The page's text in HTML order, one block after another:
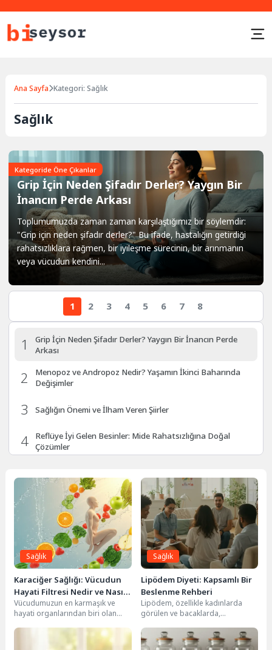
Ana Sayfa Kategori: Sağlık
Sağlık
Kategoride Öne Çıkanlar
Grip İçin Neden Şifadır Derler? Yaygın Bir
İnancın Perde Arkası
Toplumumuzda zaman zaman karşılaştığımız bir söylemdir:
"Grip için neden şifadır derler?" Bu ifade, hastalığın getirdiği
rahatsızlıklara rağmen, bir iyileşme sürecinin, bir arınmanın
veya vücudun kendini...
1 2 3 4 5 6 7 8
1
Grip İçin Neden Şifadır Derler? Yaygın Bir İnancın Perde
Arkası
2
Menopoz ve Andropoz Nedir? Yaşamın İkinci Baharında
Değişimler
3 Sağlığın Önemi ve İlham Veren Şiirler
4
Reflüye İyi Gelen Besinler: Mide Rahatsızlığına Doğal
Çözümler
5
Mükemmel Zaman?
6
Kalp Sağlığını Korumanın Temel Yolları ve Beslenme
İpuçları
7 Baklagiller Nedir? Sağlık ve Kilo Kontrolüne Katkıları
8
Hipertiroidi Nedir? Belirtileri, Nedenleri ve Beslenme
Rehberi
Sağlık
Karaciğer Sağlığı: Vücudun
Hayati Filtresi Nedir ve Nasıl
Korunur?
Vücudumuzun en karmaşık ve
hayati organlarından biri olan
çalışarak sağlığımızı...
Sağlık
Lipödem Diyeti: Kapsamlı Bir
Beslenme Rehberi
Lipödem, özellikle kadınlarda
görülen ve bacaklarda,
anormal yağ birikimi ile
karakterize...